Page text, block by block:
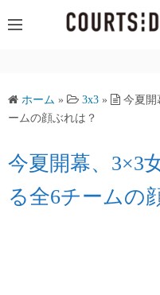
ン
プ
ホーム » 3x3 »
今夏開
ームの顔ぶれは？
今夏開幕、3×3
る全6チームの